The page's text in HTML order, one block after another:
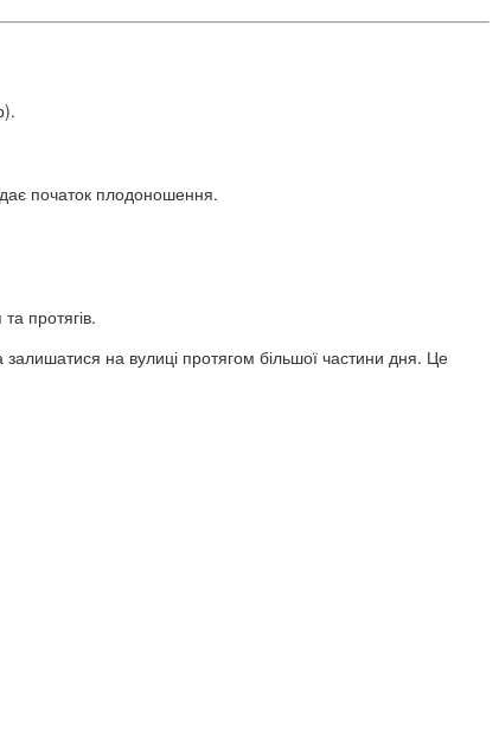
початок плодоношення.
протягів.
на вулиці протягом більшої частини дня. Це